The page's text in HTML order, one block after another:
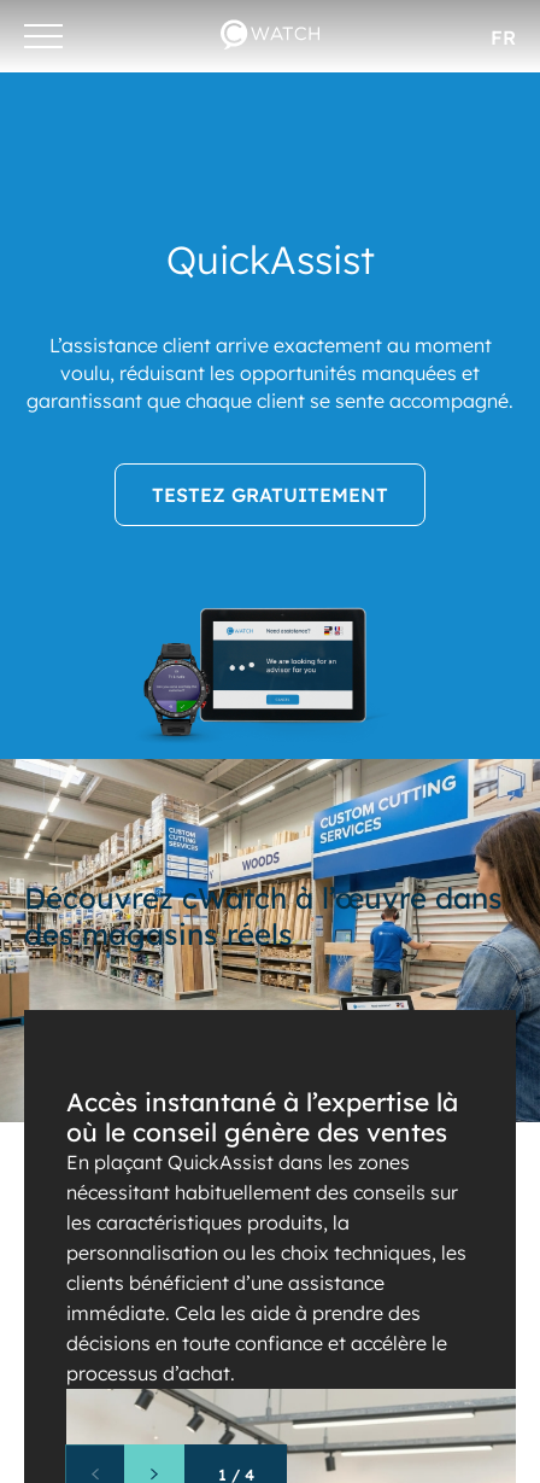
Otwórz/zamknij
menu
FR
QuickAssist
L’assistance client arrive exactement au moment
voulu, réduisant les opportunités manquées et
garantissant que chaque client se sente accompagné.
TESTEZ GRATUITEMENT
Découvrez cWatch à l’œuvre dans
des magasins réels
Accès instantané à l’expertise là
où le conseil génère des ventes
En plaçant QuickAssist dans les zones
nécessitant habituellement des conseils sur
les caractéristiques produits, la
personnalisation ou les choix techniques, les
clients bénéficient d’une assistance
immédiate. Cela les aide à prendre des
décisions en toute confiance et accélère le
processus d’achat.
1 / 4